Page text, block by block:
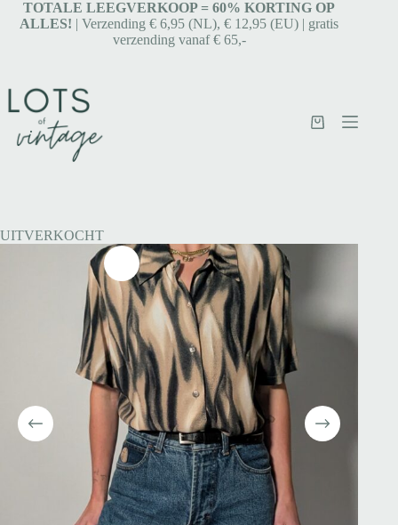
TOTALE LEEGVERKOOP = 60% KORTING OP
ALLES! | Verzending € 6,95 (NL), € 12,95 (EU) | gratis
verzending vanaf € 65,-
UITVERKOCHT